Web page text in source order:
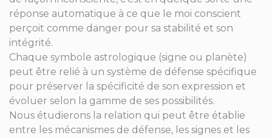
réponse automatique à ce que le moi conscient
perçoit comme danger pour sa stabilité et son
intégrité.
Chaque symbole astrologique (signe ou planète)
peut être relié à un système de défense spécifique
pour préserver la spécificité de son expression et
évoluer selon la gamme de ses possibilités.
Nous étudierons la relation qui peut être établie
entre les mécanismes de défense, les signes et les